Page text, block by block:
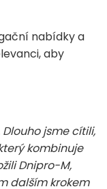
nabídky a
aby
jsme cítili,
kombinuje
Dnipro-M,
dalším krokem